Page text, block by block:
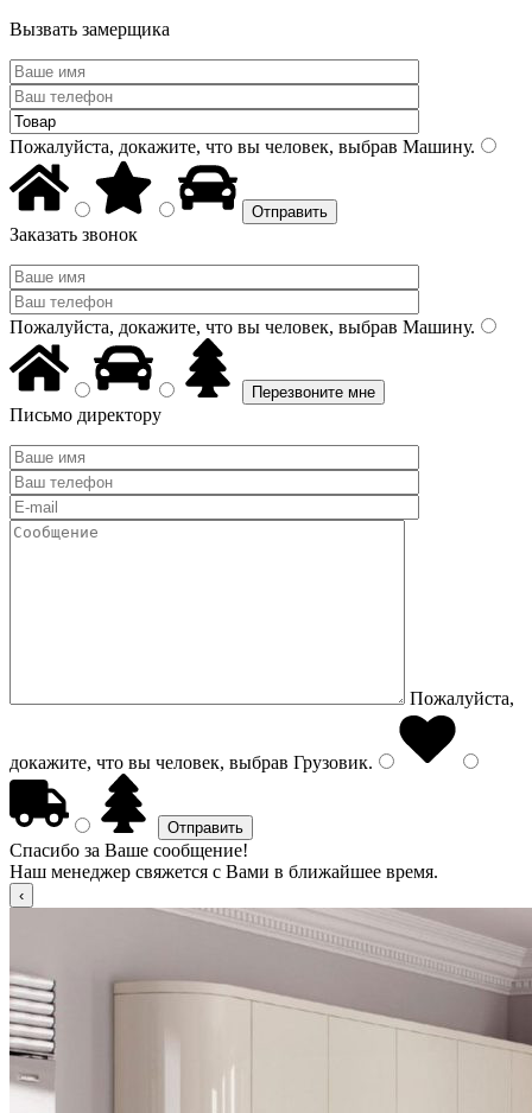
Вызвать замерщика
Пожалуйста, докажите, что вы человек, выбрав Машину.
Заказать звонок
Пожалуйста, докажите, что вы человек, выбрав Машину.
Письмо директору
Пожалуйста,
докажите, что вы человек, выбрав Грузовик.
Спасибо за Ваше сообщение!
Наш менеджер свяжется с Вами в ближайшее время.